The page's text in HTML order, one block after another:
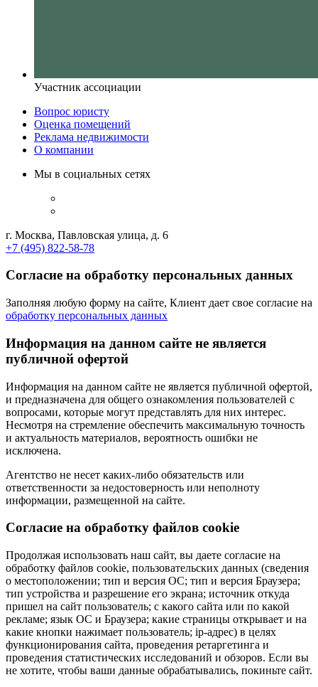
Участник ассоциации
Вопрос юристу
Оценка помещений
Реклама недвижимости
О компании
Мы в социальных сетях
г. Москва, Павловская улица, д. 6
+7 (495) 822-58-78
Согласие на обработку персональных данных
Заполняя любую форму на сайте, Клиент дает свое согласие на
обработку персональных данных
Информация на данном сайте не является
публичной офертой
Информация на данном сайте не является публичной офертой,
и предназначена для общего ознакомления пользователей с
вопросами, которые могут представлять для них интерес.
Несмотря на стремление обеспечить максимальную точность
и актуальность материалов, вероятность ошибки не
исключена.
Агентство не несет каких-либо обязательств или
ответственности за недостоверность или неполноту
информации, размещенной на сайте.
Cогласие на обработку файлов cookie
Продолжая использовать наш сайт, вы даете согласие на
обработку файлов cookie, пользовательских данных (сведения
о местоположении; тип и версия ОС; тип и версия Браузера;
тип устройства и разрешение его экрана; источник откуда
пришел на сайт пользователь; с какого сайта или по какой
рекламе; язык ОС и Браузера; какие страницы открывает и на
какие кнопки нажимает пользователь; ip-адрес) в целях
функционирования сайта, проведения ретаргетинга и
проведения статистических исследований и обзоров. Если вы
не хотите, чтобы ваши данные обрабатывались, покиньте сайт.